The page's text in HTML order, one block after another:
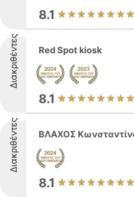
8.1
Διακριθέντες Red Spot kiosk
8.1
Διακριθέντες ΒΛΑΧΟΣ
8.1